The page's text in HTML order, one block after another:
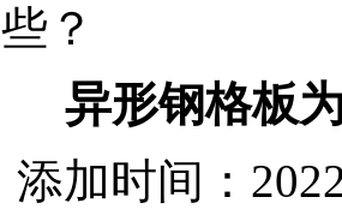
？
异形钢格板
添加时间：